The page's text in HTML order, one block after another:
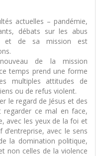
actuelles – pandémie,
débats sur les abus
et de sa mission est
de la mission
temps prend une forme
multiples attitudes de
ou de refus violent.
le regard de Jésus et des
ce mal en face,
avec les yeux de la foi et
avec le sens
la domination politique,
non celles de la violence